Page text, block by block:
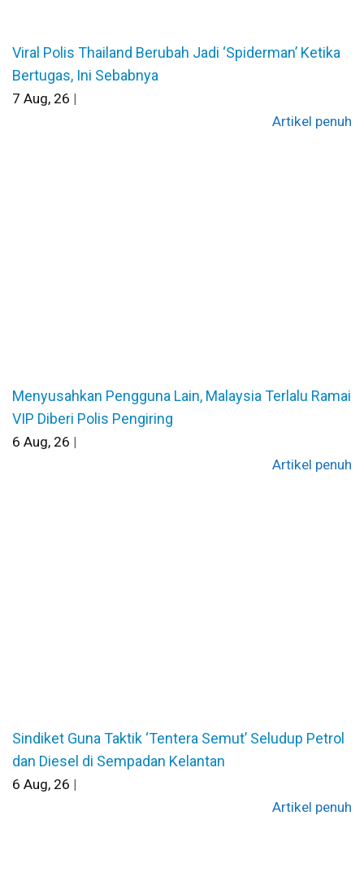
Viral Polis Thailand Berubah Jadi ‘Spiderman’ Ketika
Bertugas, Ini Sebabnya
7 Aug, 26 |
Artikel penuh
Menyusahkan Pengguna Lain, Malaysia Terlalu Ramai
VIP Diberi Polis Pengiring
6 Aug, 26 |
Artikel penuh
Sindiket Guna Taktik ‘Tentera Semut’ Seludup Petrol
dan Diesel di Sempadan Kelantan
6 Aug, 26 |
Artikel penuh